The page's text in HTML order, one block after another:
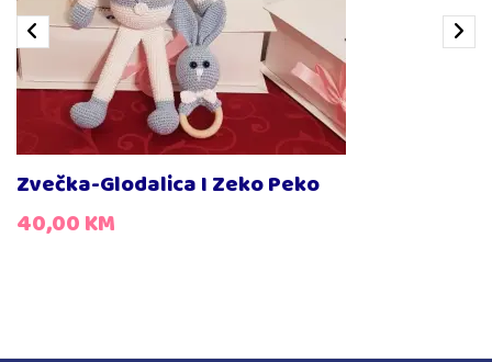
Zvečka-Glodalica I Zeko Peko
40,00KM